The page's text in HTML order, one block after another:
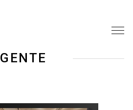
GENTE